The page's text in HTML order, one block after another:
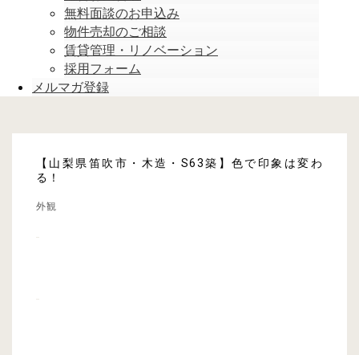
無料面談のお申込み
物件売却のご相談
賃貸管理・リノベーション
採用フォーム
メルマガ登録
【山梨県笛吹市・木造・S63築】色で印象は変わ
る！
外観